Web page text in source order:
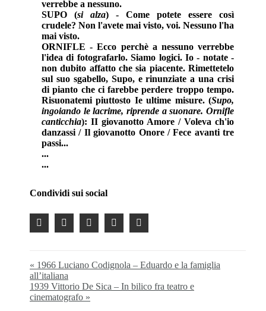
verrebbe a nessuno.
SUPO (si alza) - Come potete essere così
crudele? Non l'avete mai visto, voi. Nessuno l'ha
mai visto.
ORNIFLE - Ecco perchè a nessuno verrebbe
l'idea di fotografarlo. Siamo logici. Io - notate -
non dubito affatto che sia piacente. Rimettetelo
sul suo sgabello, Supo, e rinunziate a una crisi
di pianto che ci farebbe perdere troppo tempo.
Risuonatemi piuttosto Ie ultime misure. (Supo,
ingoiando le lacrime, riprende a suonare. Ornifle
canticchia): II giovanotto Amore / Voleva ch'io
danzassi / Il giovanotto Onore / Fece avanti tre
passi...
...
...
Condividi sui social
« 1966 Luciano Codignola – Eduardo e la famiglia
all’italiana
1939 Vittorio De Sica – In bilico fra teatro e
cinematografo »